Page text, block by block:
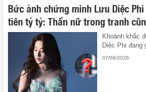
Bức ảnh chứng minh Lưu Diệc
tiên tỷ tỷ: Thần nữ trong tranh
Khoảnh khắc
Diệc Phi đang
07/08/2026